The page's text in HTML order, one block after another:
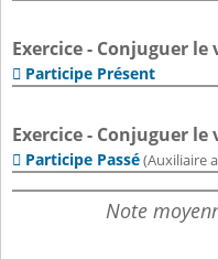
Exercice - Conjuguer le
 Participe Présent
Exercice - Conjuguer le
 Participe Passé(Auxiliaire
Note